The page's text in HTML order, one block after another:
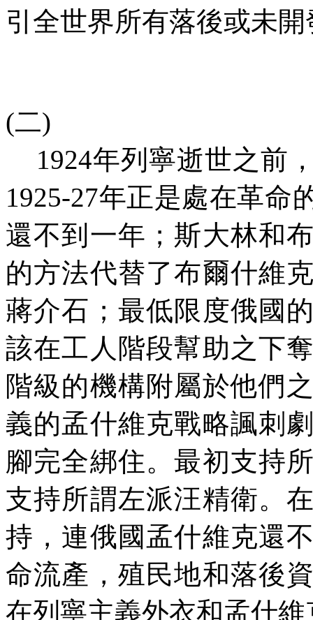
引全世界所有落後或未
(二)
1924年列寧逝世之前
1925-27年正是處在革命
還不到一年；斯大林和
的方法代替了布爾什維
蔣介石；最低限度俄國
該在工人階段幫助之下
階級的機構附屬於他們
義的孟什維克戰略諷刺
腳完全綁住。最初支持
支持所謂左派汪精衛。
持，連俄國孟什維克還
命流產，殖民地和落後
在列寧主義外衣和孟什